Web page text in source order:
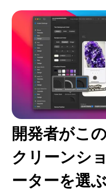
開発者がこ
クリーンシ
ーターを選